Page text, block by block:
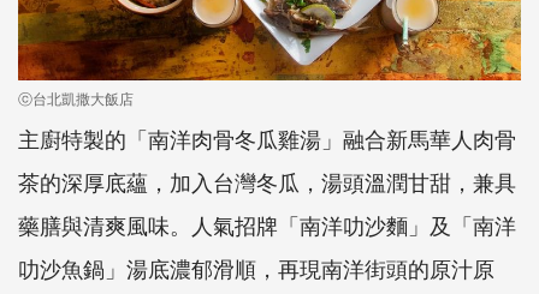
ⓒ台北凱撒大飯店
主廚特製的「南洋肉骨冬瓜雞湯」融合新馬華人肉骨
茶的深厚底蘊，加入台灣冬瓜，湯頭溫潤甘甜，兼具
藥膳與清爽風味。人氣招牌「南洋叻沙麵」及「南洋
叻沙魚鍋」湯底濃郁滑順，再現南洋街頭的原汁原